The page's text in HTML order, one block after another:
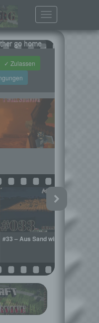
Toggle
navigation
go home
✓ Zulassen
#33 – Aus Sand wird Glas